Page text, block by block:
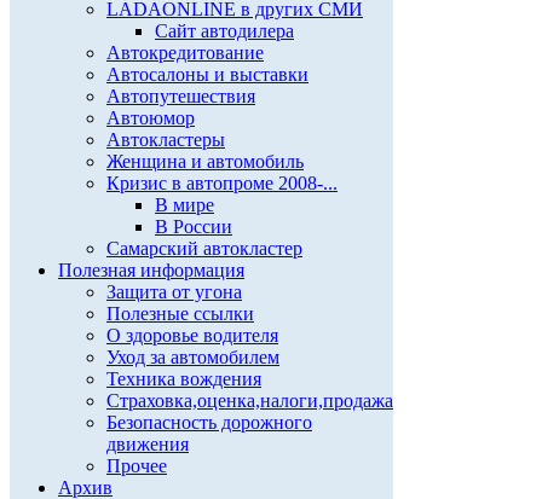
LADAONLINE в других СМИ
Сайт автодилера
Автокредитование
Автосалоны и выставки
Автопутешествия
Автоюмор
Автокластеры
Женщина и автомобиль
Кризис в автопроме 2008-...
В мире
В России
Самарский автокластер
Полезная информация
Защита от угона
Полезные ссылки
О здоровье водителя
Уход за автомобилем
Техника вождения
Страховка,оценка,налоги,продажа
Безопасность дорожного
движения
Прочее
Архив